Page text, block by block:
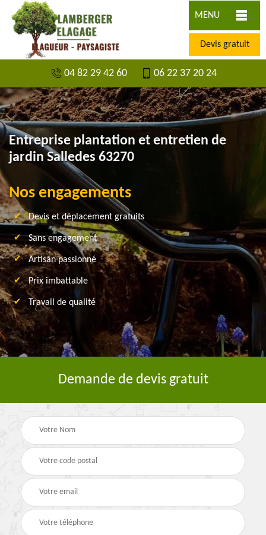
MENU
Devis gratuit
04 82 29 42 60 06 22 37 20 24
Entreprise plantation et entretien de
jardin Salledes 63270
Nos engagements
Devis et déplacement gratuits
Sans engagement
Artisan passionné
Prix imbattable
Travail de qualité
Demande de devis gratuit